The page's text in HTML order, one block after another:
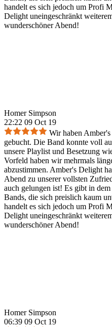
handelt es sich jedoch um Profi
Delight uneingeschränkt
wunderschöner Abend!
Homer Simpson
22:22 09 Oct 19
Wir haben
gebucht. Die Band konnte voll
unsere Playlist und Besetzung
Vorfeld haben wir mehrmals
abzustimmen. Amber's Delight
Abend zu unserer vollsten
auch gelungen ist! Es gibt in
Bands, die sich preislich kaum
handelt es sich jedoch um Profi
Delight uneingeschränkt
wunderschöner Abend!
Homer Simpson
06:39 09 Oct 19